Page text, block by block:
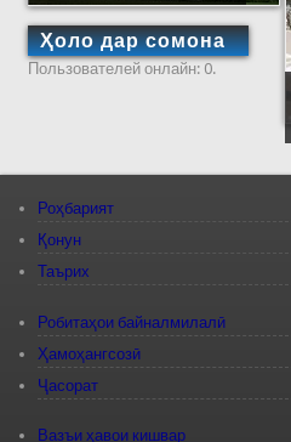
Ҳоло дар сомона
Пользователей онлайн: 0.
Роҳбарият
Қонун
Таърих
Робитаҳои байналмилалӣ
Ҳамоҳангсозӣ
Ҷасорат
Вазъи ҳавои кишвар